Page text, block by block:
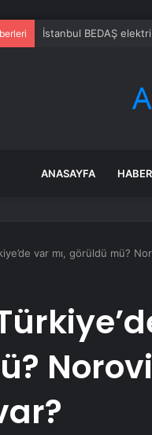
İstanbul BEDAŞ
ANASAYFA HABER
var mı, görüldü mü?